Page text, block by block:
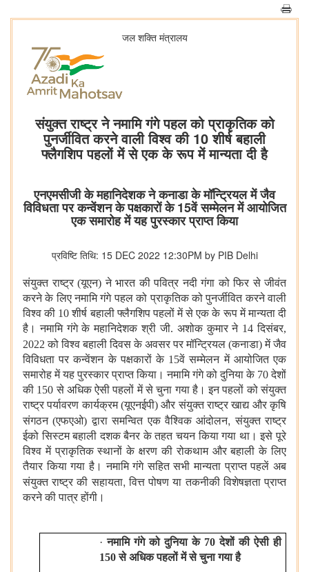
जल शक्ति मंत्रालय
संयुक्त राष्ट्र ने नमामि गंगे पहल को प्राकृतिक को
पुनर्जीवित करने वाली विश्व की 10 शीर्ष बहाली
फ्लैगशिप पहलों में से एक के रूप में मान्यता दी है
एनएमसीजी के महानिदेशक ने कनाडा के मॉन्ट्रियल में जैव
विविधता पर कन्वेंशन के पक्षकारों के 15वें सम्मेलन में आयोजित
एक समारोह में यह पुरस्कार प्राप्त किया
प्रविष्टि तिथि: 15 DEC 2022 12:30PM by PIB Delhi
संयुक्त राष्ट्र (यूएन) ने भारत की पवित्र नदी गंगा को फिर से जीवंत
करने के लिए नमामि गंगे पहल को प्राकृतिक को पुनर्जीवित करने वाली
विश्व की 10 शीर्ष बहाली फ्लैगशिप पहलों में से एक के रूप में मान्यता दी
है। नमामि गंगे के महानिदेशक श्री जी. अशोक कुमार ने 14 दिसंबर,
2022 को विश्व बहाली दिवस के अवसर पर मॉन्ट्रियल (कनाडा) में जैव
विविधता पर कन्वेंशन के पक्षकारों के 15वें सम्मेलन में आयोजित एक
समारोह में यह पुरस्कार प्राप्त किया। नमामि गंगे को दुनिया के 70 देशों
की 150 से अधिक ऐसी पहलों में से चुना गया है। इन पहलों को संयुक्त
राष्ट्र पर्यावरण कार्यक्रम (यूएनईपी) और संयुक्त राष्ट्र खाद्य और कृषि
संगठन (एफएओ) द्वारा समन्वित एक वैश्विक आंदोलन,संयुक्त राष्ट्र
ईको सिस्टम बहाली दशक बैनर के तहत चयन किया गया था। इसे पूरे
विश्व में प्राकृतिक स्थानों के क्षरण की रोकथाम और बहाली के लिए
तैयार किया गया है। नमामि गंगे सहित सभी मान्यता प्राप्त पहलें अब
संयुक्त राष्ट्र की सहायता,वित्त पोषण या तकनीकी विशेषज्ञता प्राप्त
करने की पात्र होंगी।
·नमामि गंगे को दुनिया के 70 देशों की ऐसी ही
150 से अधिक पहलों में से चुना गया है